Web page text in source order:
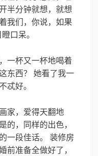
半分钟就想，就想
我们，你说，如果
口呆。
一杯又一杯地喝着
东西？ 她看了我一
忒好。
家，爱得天翻地
的，同样的出色，
一段佳话。 装修房
前准备全做好了，